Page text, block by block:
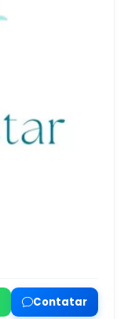
Contatar